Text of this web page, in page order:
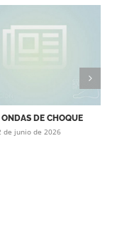
DE CHOQUE
de junio de 2026